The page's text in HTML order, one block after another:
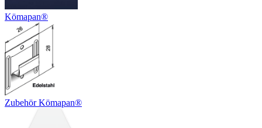
Kömapan®
Zubehör Kömapan®